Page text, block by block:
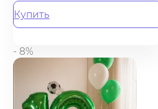
Купить
- 8%